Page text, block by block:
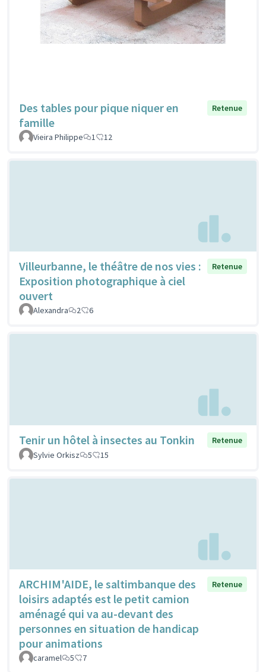
Des tables pour pique niquer en
famille
Retenue
Vieira Philippe 1 12
Villeurbanne, le théâtre de nos vies :
Exposition photographique à ciel
ouvert
Retenue
Alexandra 2 6
Tenir un hôtel à insectes au Tonkin
Retenue
Sylvie Orkisz
5 15
ARCHIM'AIDE, le saltimbanque des
loisirs adaptés est le petit camion
aménagé qui va au-devant des
personnes en situation de handicap
pour animations
Retenue
caramel 5 7